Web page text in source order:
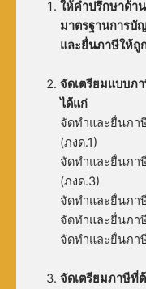
ให้คำปรึกษาด้า
มาตรฐานการบั
และยื่นภาษีให้ถู
จัดเตรียมแบบภ
ได้แก่
จัดทำและยื่นภา
(ภงด.1)
จัดทำและยื่นภา
(ภงด.3)
จัดทำและยื่นภา
จัดทำและยื่นภา
จัดทำและยื่นภา
จัดเตรียมภาษีที่